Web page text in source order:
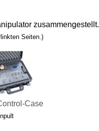
zusammengestellt.
Seiten.)
Case